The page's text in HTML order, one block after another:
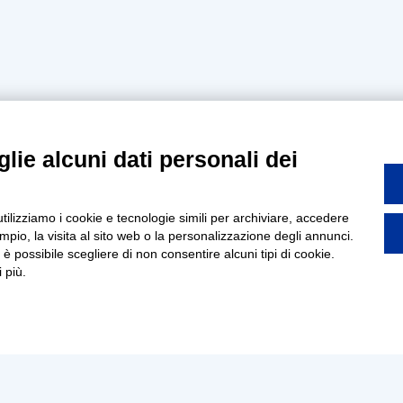
alcuni dati personali dei
i cookie e tecnologie simili per archiviare, accedere
la visita al sito web o la personalizzazione degli annunci.
possibile scegliere di non consentire alcuni tipi di cookie.